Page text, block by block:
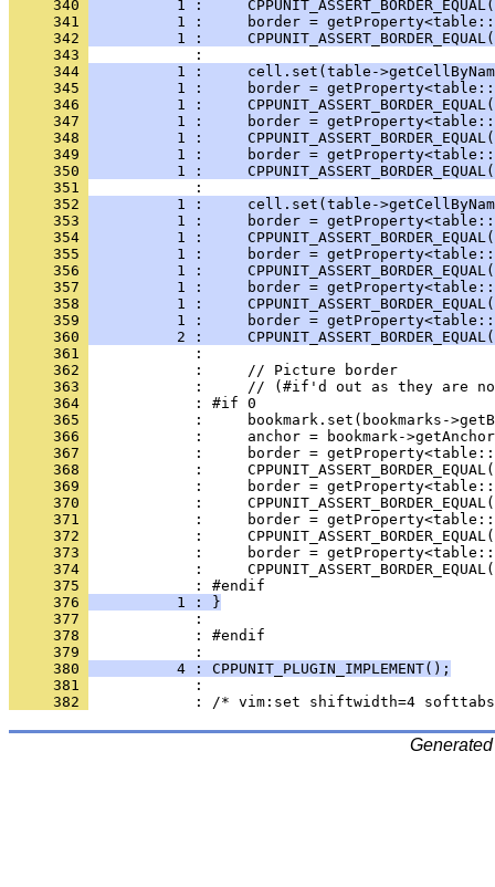
     340
1 :
     341
1 :     border =
     342
1 :
     343
     344
1 :     cell.set(table-
     345
1 :     border =
     346
1 :
     347
1 :     border =
     348
1 :
     349
1 :     border =
     350
1 :
     351
     352
1 :     cell.set(table-
     353
1 :     border =
     354
1 :
     355
1 :     border =
     356
1 :
     357
1 :     border =
     358
1 :
     359
1 :     border =
     360
2 :
     361
     362
     363
     364
     365
     366
     367
     368
     369
     370
     371
     372
     373
     374
     375
     376
          1 : }
     377
     378
            : #endif
     379
     380
          4 : CPPUNIT_PLUGIN_IMPLEMENT();
     381
     382